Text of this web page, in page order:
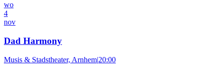
wo
4
nov
Dad Harmony
Musis & Stadstheater, Arnhem|20:00